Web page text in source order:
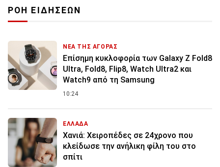
ΡΟΗ ΕΙΔΗΣΕΩΝ
ΝΕΑ ΤΗΣ ΑΓΟΡΑΣ
Επίσημη κυκλοφορία των Galaxy Z Fold8
Ultra, Fold8, Flip8, Watch Ultra2 και
Watch9 από τη Samsung
10:24
ΕΛΛΑΔΑ
Χανιά: Χειροπέδες σε 24χρονο που
κλείδωσε την ανήλικη φίλη του στο
σπίτι